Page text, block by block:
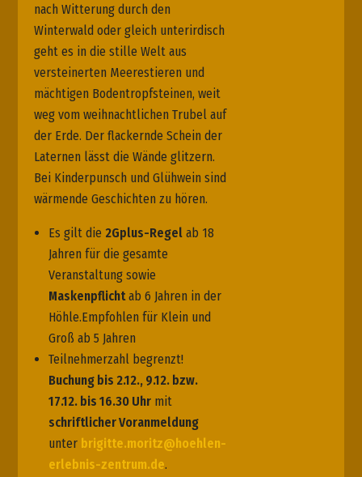
nach Witterung durch den
Winterwald oder gleich unterirdisch
geht es in die stille Welt aus
versteinerten Meerestieren und
mächtigen Bodentropfsteinen, weit
weg vom weihnachtlichen Trubel auf
der Erde. Der flackernde Schein der
Laternen lässt die Wände glitzern.
Bei Kinderpunsch und Glühwein sind
wärmende Geschichten zu hören.
Es gilt die 2Gplus-Regelab 18
Jahren für die gesamte
Veranstaltung sowie
Maskenpflichtab 6 Jahren in der
Höhle.Empfohlen für Klein und
Groß ab 5 Jahren
Teilnehmerzahl begrenzt!
Buchung bis 2.12., 9.12. bzw.
17.12. bis 16.30 Uhr mit
schriftlicher Voranmeldung
unter brigitte.moritz@hoehlen-
erlebnis-zentrum.de.